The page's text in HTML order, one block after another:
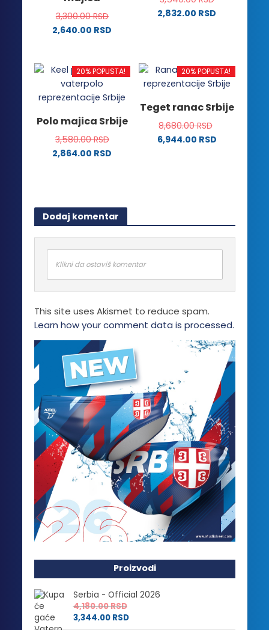
biti
izabrane
proizvoda.
biti
proizvoda.
3,300.00RSD
2,640.00 RSD
ima
više
varijanti.
mogu
biti
izabrane
2,832.00 RSD
više
varijanti.
mogu
biti
izabrane
20% POPUSTA!
Polo majica Srbije
3,580.00RSD
2,864.00 RSD
više
varijanti.
Opcije
mogu
biti
izabrane
na
stranici
20% POPUSTA!
Teget ranac Srbije
8,680.00RSD
6,944.00 RSD
Dodaj komentar
Klikni da ostaviš komentar
This site uses Akismet to reduce spam.
Learn how your comment data is processed.
Proizvodi
Serbia - Official 2026
4,180.00RSD
3,344.00 RSD